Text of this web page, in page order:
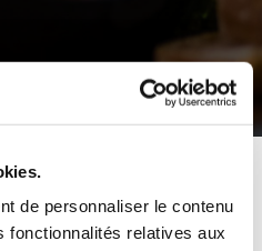
de personnaliser le contenu
fonctionnalités relatives aux
notre